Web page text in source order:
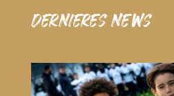
dernieres news